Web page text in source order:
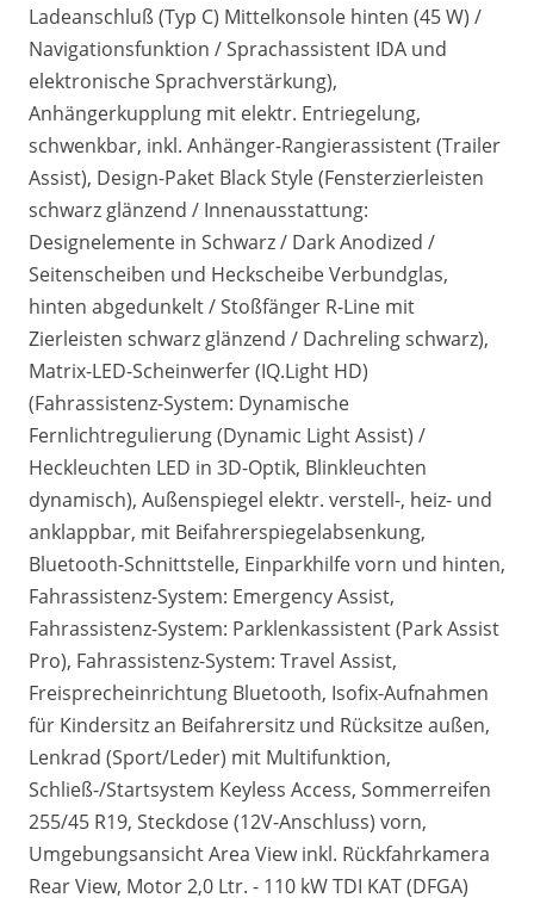
Ladeanschluß (Typ C) Mittelkonsole hinten (45 W) /
Navigationsfunktion / Sprachassistent IDA und
elektronische Sprachverstärkung),
Anhängerkupplung mit elektr. Entriegelung,
schwenkbar, inkl. Anhänger-Rangierassistent (Trailer
Assist), Design-Paket Black Style (Fensterzierleisten
schwarz glänzend / Innenausstattung:
Designelemente in Schwarz / Dark Anodized /
Seitenscheiben und Heckscheibe Verbundglas,
hinten abgedunkelt / Stoßfänger R-Line mit
Zierleisten schwarz glänzend / Dachreling schwarz),
Matrix-LED-Scheinwerfer (IQ.Light HD)
(Fahrassistenz-System: Dynamische
Fernlichtregulierung (Dynamic Light Assist) /
Heckleuchten LED in 3D-Optik, Blinkleuchten
dynamisch), Außenspiegel elektr. verstell-, heiz- und
anklappbar, mit Beifahrerspiegelabsenkung,
Bluetooth-Schnittstelle, Einparkhilfe vorn und hinten,
Fahrassistenz-System: Emergency Assist,
Fahrassistenz-System: Parklenkassistent (Park Assist
Pro), Fahrassistenz-System: Travel Assist,
Freisprecheinrichtung Bluetooth, Isofix-Aufnahmen
für Kindersitz an Beifahrersitz und Rücksitze außen,
Lenkrad (Sport/Leder) mit Multifunktion,
Schließ-/Startsystem Keyless Access, Sommerreifen
255/45 R19, Steckdose (12V-Anschluss) vorn,
Umgebungsansicht Area View inkl. Rückfahrkamera
Rear View, Motor 2,0 Ltr. - 110 kW TDI KAT (DFGA)